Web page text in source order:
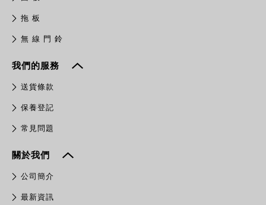
拖 板
無 線 門 鈴
我們的服務
送貨條款
保養登記
常見問題
關於我們
公司簡介
最新資訊